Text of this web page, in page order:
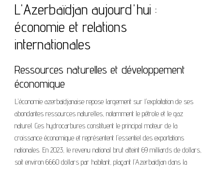
L'Azerbaïdjan aujourd'hui :
économie et relations
internationales
Ressources naturelles et développement
économique
L'économie azerbaïdjanaise repose largement sur l'exploitation de ses
abondantes ressources naturelles, notamment le pétrole et le gaz
naturel. Ces hydrocarbures constituent le principal moteur de la
croissance économique et représentent l'essentiel des exportations
nationales. En 2023, le revenu national brut atteint 69 milliards de dollars,
soit environ 6660 dollars par habitant, plaçant l'Azerbaïdjan dans la